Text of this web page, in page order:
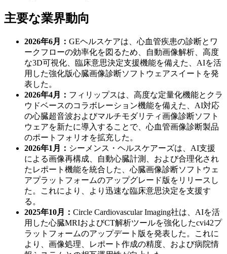
主要な業界動向
2026年6月： GEヘルスケアは、心血管疾患の診断とワ
ークフローの効率化を図るため、自動画像解析、高度
な3D可視化、臨床意思決定支援機能を備えた、AIを活
用した強化版心臓画像診断ソフトウェアスイートを発
表した。
2026年4月： フィリップスは、高度な定量化機能とクラ
ウドベースのコラボレーション機能を備えた、AI対応
の心臓超音波およびマルチモダリティ画像診断ソフト
ウェアを新たに導入することで、心血管画像診断製品
のポートフォリオを拡充した。
2026年1月： シーメンス・ヘルスケアーズは、AI支援
による画像再構成、自動心臓計測、および合理化され
たレポート機能を統合した、心臓画像診断ソフトウェ
アプラットフォームのアップグレード版をリリースし
た。これにより、より迅速な臨床意思決定を支援す
る。
2025年10月： Circle Cardiovascular Imaging社は、AIを活
用した心臓MRIおよびCT解析ツールを強化したcvi42プ
ラットフォームのアップデート版を発表した。これに
より、画像処理、レポート作成の精度、および病院情